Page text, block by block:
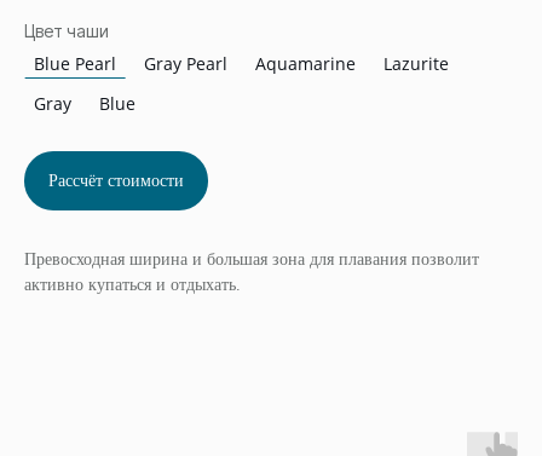
Цвет чаши
Blue Pearl Gray Pearl Aquamarine
Lazurite
Gray
Blue
Рассчёт стоимости
Превосходная ширина и большая зона для плавания позволит
активно купаться и отдыхать.